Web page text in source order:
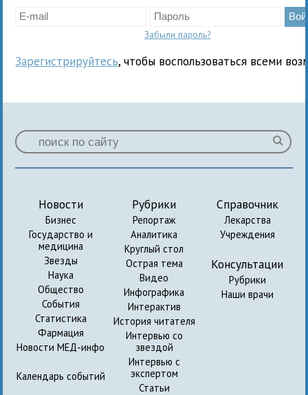
Забыли пароль?
Зарегистрируйтесь, чтобы воспользоваться всеми
Новости
Бизнес
Государство и
медицина
Звезды
Наука
Общество
События
Статистика
Фармация
Новости МЕД-инфо
Календарь событий
Рубрики
Репортаж
Аналитика
Круглый стол
Острая тема
Видео
Инфографика
Интерактив
История читателя
Интервью со
звездой
Интервью с
экспертом
Статьи
Справочник
Лекарства
Учреждения
Консультации
Рубрики
Наши врачи